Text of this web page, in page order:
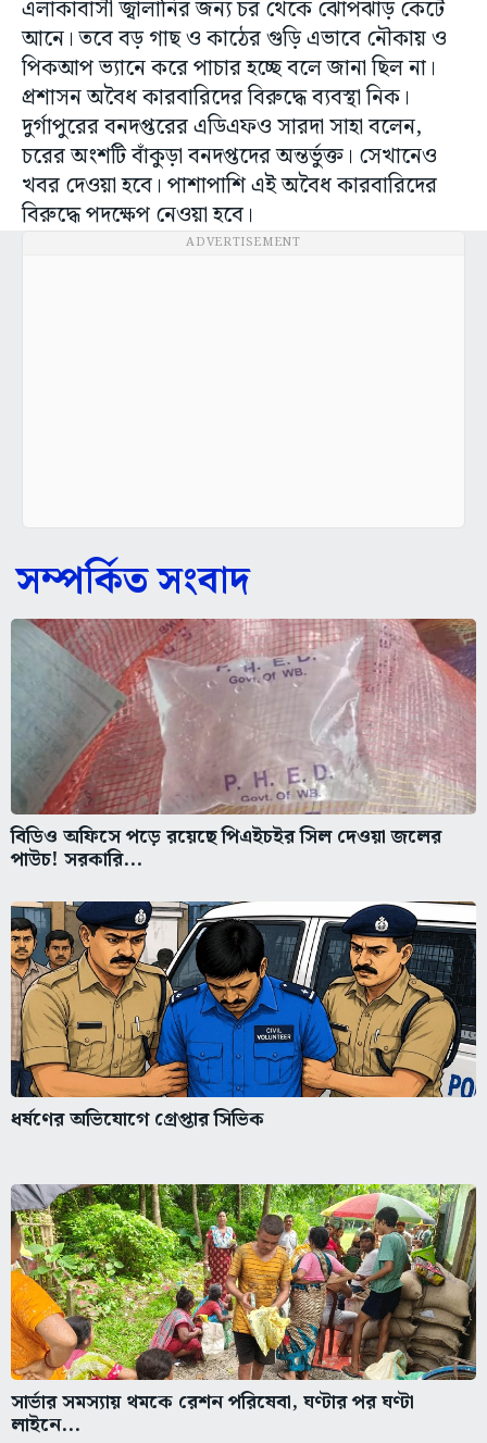
এলাকাবাসী জ্বালানির জন্য চর থেকে ঝোপঝাড় কেটে
আনে। তবে বড় গাছ ও কাঠের গুড়ি এভাবে নৌকায় ও
পিকআপ ভ্যানে করে পাচার হচ্ছে বলে জানা ছিল না।
প্রশাসন অবৈধ কারবারিদের বিরুদ্ধে ব্যবস্থা নিক।
দুর্গাপুরের বনদপ্তরের এডিএফও সারদা সাহা বলেন,
চরের অংশটি বাঁকুড়া বনদপ্তদের অন্তর্ভুক্ত। সেখানেও
খবর দেওয়া হবে। পাশাপাশি এই অবৈধ কারবারিদের
বিরুদ্ধে পদক্ষেপ নেওয়া হবে।
ADVERTISEMENT
সম্পর্কিত সংবাদ
বিডিও অফিসে পড়ে রয়েছে পিএইচইর সিল দেওয়া জলের
পাউচ! সরকারি...
ধর্ষণের অভিযোগে গ্রেপ্তার সিভিক
সার্ভার সমস্যায় থমকে রেশন পরিষেবা, ঘণ্টার পর ঘণ্টা
লাইনে...